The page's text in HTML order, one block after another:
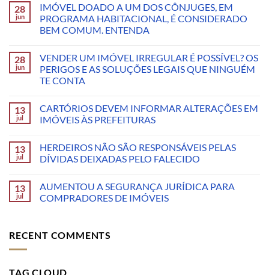
28
jun
IMÓVEL DOADO A UM DOS CÔNJUGES, EM
PROGRAMA HABITACIONAL, É CONSIDERADO
BEM COMUM. ENTENDA
28
jun
VENDER UM IMÓVEL IRREGULAR É POSSÍVEL? OS
PERIGOS E AS SOLUÇÕES LEGAIS QUE NINGUÉM
TE CONTA
13
jul
CARTÓRIOS DEVEM INFORMAR ALTERAÇÕES EM
IMÓVEIS ÀS PREFEITURAS
13
jul
HERDEIROS NÃO SÃO RESPONSÁVEIS PELAS
DÍVIDAS DEIXADAS PELO FALECIDO
13
jul
AUMENTOU A SEGURANÇA JURÍDICA PARA
COMPRADORES DE IMÓVEIS
RECENT COMMENTS
TAG CLOUD